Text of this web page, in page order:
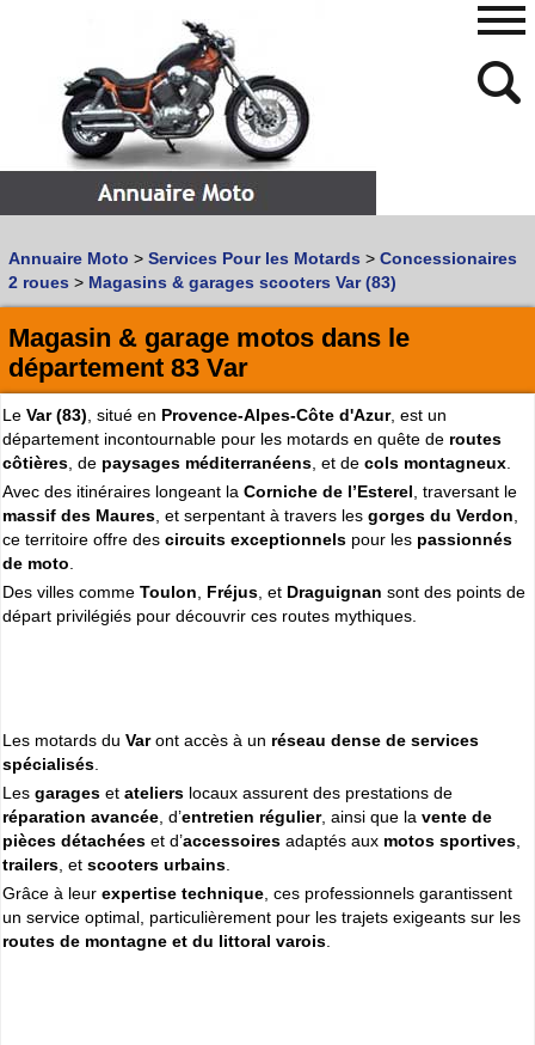
Vous recherchez un garage MOTOouSCOOTER?
Quoi :
Où :
Trouver un garage Moto !
Recherche avancée
Retrouvez dans votre VILLE
les bonnes adresses deL'ANNUAIRE MOTO & SCOOTER
Cliquer sur la 1ere lettre du nom de votre ville pour voir notre
A(188) B(314) C(380) D(83) E (80) F(94) G(119)
Espace professionnels
Gestion de votre compte PRO
480
768
Annuaire Moto > Services Pour les Motards > Concessionaires
2 roues > Magasins & garages scooters Var (83)
Magasin & garage motos dans le
département 83 Var
Le Var (83) , situé en Provence-Alpes-Côte d'Azur, est un
département incontournable pour les motards en quête de routes
côtières , de paysages méditerranéens , et de cols montagneux
Avec des itinéraires longeant la Corniche de l’Esterel , traversant le
massif des Maures , et serpentant à travers les gorges du Verdon
ce territoire offre des circuits exceptionnels pour les passionnés
de moto
Des villes comme Toulon Fréjus , et Draguignan sont des points de
départ privilégiés pour découvrir ces routes mythiques.
Les motards du Varont accès à un réseau dense de services
spécialisés
Les garages et ateliers locaux assurent des prestations de
réparation avancée , d’entretien régulier, ainsi que la vente de
pièces détachées et d’accessoires adaptés aux motos sportives
trailers , et scooters urbains
Grâce à leur expertise technique , ces professionnels garantissent
un service optimal, particulièrement pour les trajets exigeants sur les
routes de montagne et du littoral varois